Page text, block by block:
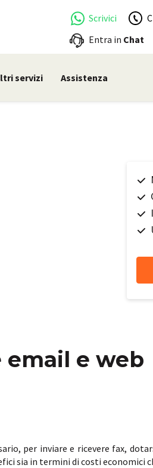
Scrivici
Entra in Chat
servizi Assistenza
e web
per inviare e ricevere fax,
sia in termini di costi economici